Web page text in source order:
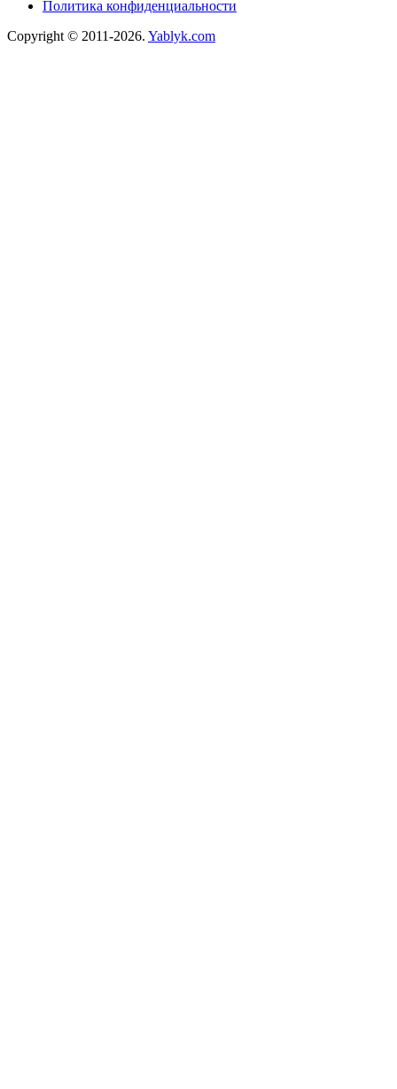
Политика конфиденциальности
Copyright © 2011-2026. Yablyk.сom